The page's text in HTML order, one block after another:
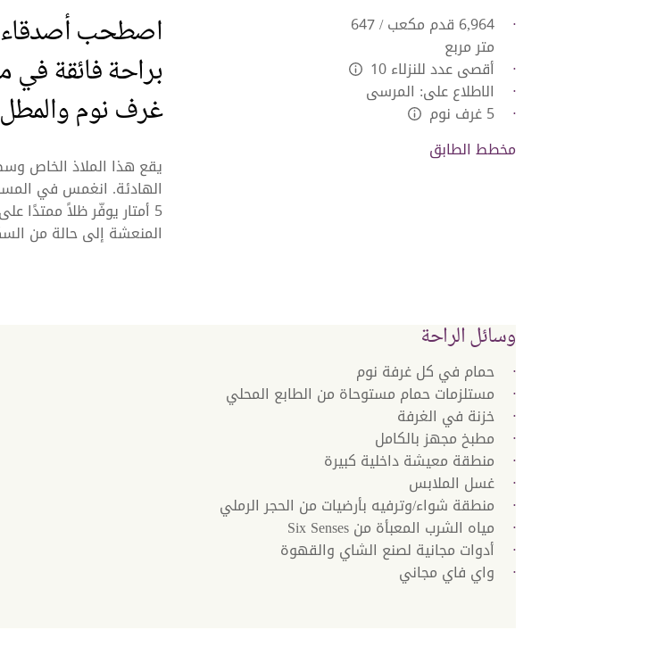
اصطحب
براحة فائقة في
غرف نوم
يقع هذا الملاذ الخاص
الهادئة. انغمس في
5 أمتار يوفّر ظلاً
المنعشة إلى حالة من
6,964 قدم مكعب / 647
متر مربع
أقصى عدد للنزلاء 10
الاطلاع على: المرسى
5 غرف نوم
مخطط الطابق
وسائل الراحة
حمام في كل غرفة نوم
مستلزمات حمام مستوحاة من الطابع المحلي
خزنة في الغرفة
مطبخ مجهز بالكامل
منطقة معيشة داخلية كبيرة
غسل الملابس
منطقة شواء/وترفيه بأرضيات من الحجر الرملي
مياه الشرب المعبأة من Six Senses
أدوات مجانية لصنع الشاي والقهوة
واي فاي‬ مجاني